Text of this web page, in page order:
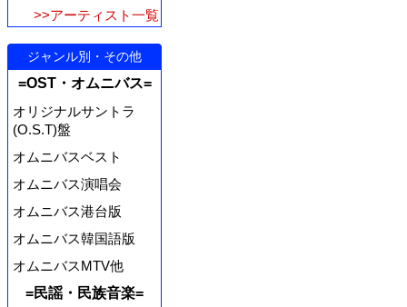
>>アーティスト一覧
ジャンル別・その他
=OST・オムニバス=
オリジナルサントラ
(O.S.T)盤
オムニバスベスト
オムニバス演唱会
オムニバス港台版
オムニバス韓国語版
オムニバスMTV他
=民謡・民族音楽=